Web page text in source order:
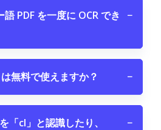
PDF を一度に OCR でき
−
無料で使えますか？ −
「cl」と認識したり、
−